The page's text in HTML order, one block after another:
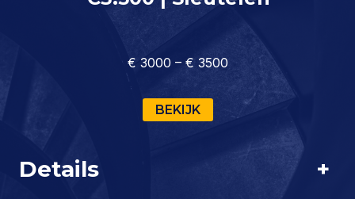
€ 3000 – € 3500
BEKIJK
Details +